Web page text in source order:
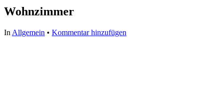
Wohnzimmer
In Allgemein • Kommentar hinzufügen